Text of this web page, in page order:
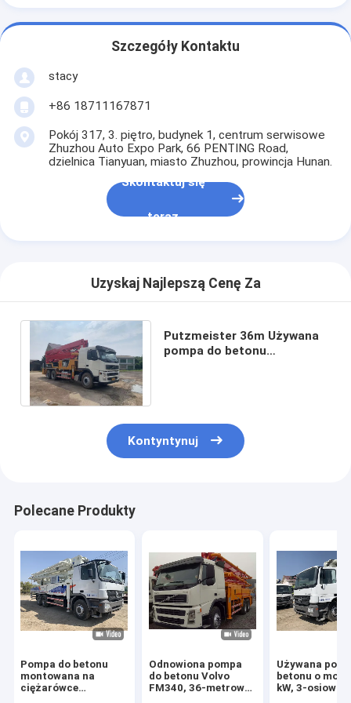
Szczegóły Kontaktu
stacy
+86 18711167871
Pokój 317, 3. piętro, budynek 1, centrum serwisowe
Zhuzhou Auto Expo Park, 66 PENTING Road,
dzielnica Tianyuan, miasto Zhuzhou, prowincja Hunan.
Skontaktuj się
teraz
Uzyskaj Najlepszą Cenę Za
Putzmeister 36m Używana
pompa do betonu
Kontyntynuj
Polecane Produkty
Pompa do betonu
montowana na
ciężarówce
Odnowiona pompa
do betonu Volvo
FM340, 36-metrowa
Używana
betonu o
kW, 3-osiowa